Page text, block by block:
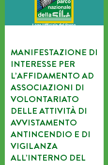
MANIFESTAZIONE DI
INTERESSE PER
L’AFFIDAMENTO AD
ASSOCIAZIONI DI
VOLONTARIATO
DELLE ATTIVITÀ DI
AVVISTAMENTO
ANTINCENDIO E DI
VIGILANZA
ALL’INTERNO DEL